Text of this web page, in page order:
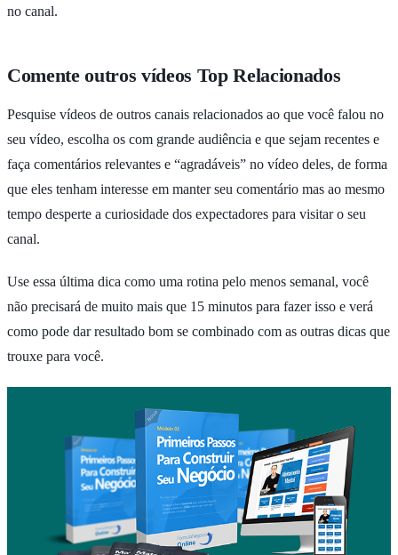
no canal.
Comente outros vídeos Top Relacionados
Pesquise vídeos de outros canais relacionados ao que você falou no
seu vídeo, escolha os com grande audiência e que sejam recentes e
faça comentários relevantes e “agradáveis” no vídeo deles, de forma
que eles tenham interesse em manter seu comentário mas ao mesmo
tempo desperte a curiosidade dos expectadores para visitar o seu
canal.
Use essa última dica como uma rotina pelo menos semanal, você
não precisará de muito mais que 15 minutos para fazer isso e verá
como pode dar resultado bom se combinado com as outras dicas que
trouxe para você.